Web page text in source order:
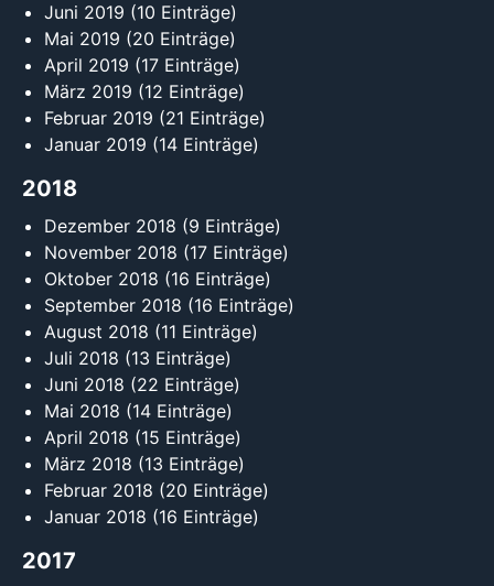
Juni 2019 (10 Einträge)
Mai 2019 (20 Einträge)
April 2019 (17 Einträge)
März 2019 (12 Einträge)
Februar 2019 (21 Einträge)
Januar 2019 (14 Einträge)
2018
Dezember 2018 (9 Einträge)
November 2018 (17 Einträge)
Oktober 2018 (16 Einträge)
September 2018 (16 Einträge)
August 2018 (11 Einträge)
Juli 2018 (13 Einträge)
Juni 2018 (22 Einträge)
Mai 2018 (14 Einträge)
April 2018 (15 Einträge)
März 2018 (13 Einträge)
Februar 2018 (20 Einträge)
Januar 2018 (16 Einträge)
2017